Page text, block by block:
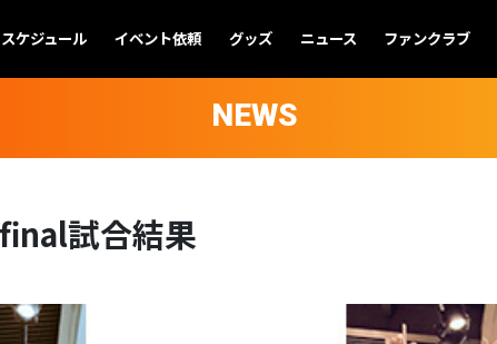
スケジュール イベント依頼 グッズ ニュース ファンクラブ
NEWS
試合結果